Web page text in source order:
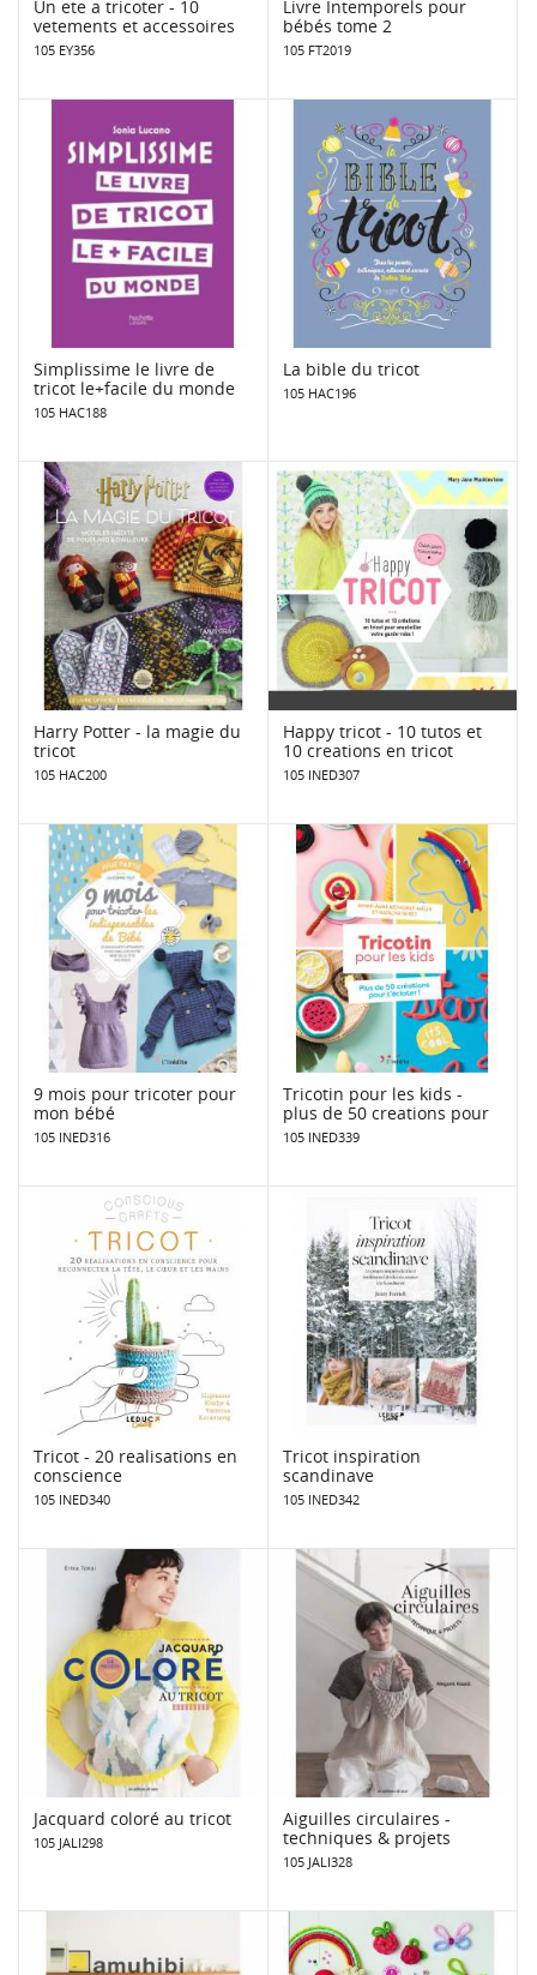
Un ete a tricoter - 10
vetements et accessoires
105 EY356
Livre Intemporels pour
bébés tome 2
105 FT2019
Simplissime le livre de
tricot le+facile du monde
105 HAC188
La bible du tricot
105 HAC196
Harry Potter - la magie du
tricot
105 HAC200
Happy tricot - 10 tutos et
10 creations en tricot
105 INED307
9 mois pour tricoter pour
mon bébé
105 INED316
Tricotin pour les kids -
plus de 50 creations pour
105 INED339
Tricot - 20 realisations en
conscience
105 INED340
Tricot inspiration
scandinave
105 INED342
Jacquard coloré au tricot
105 JALI298
Aiguilles circulaires -
techniques & projets
105 JALI328